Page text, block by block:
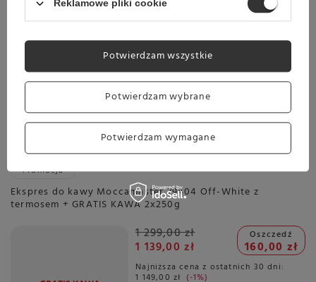
Planowana wysyłka
Skontaktuj się z obsługą
sklepu, aby oszacować czas
przygotowania tego produktu
do wysyłki.
Darmowa dostawa
Sprawdź cennik
Promocja
Ekspres do kawy Moccamaster 79404 Off-White z
termosem + GRATIS KAWA 2x250g
1 299,00 zł
1 139,00 zł
Oszczedź
160,00 zł
Najniższa cena z ostatnich 30 dni:
1 149,00 zł -1%
Reklamowe pliki cookie
Potwierdzam wybrane
Potwierdzam wymagane
Potwierdzam wszystkie